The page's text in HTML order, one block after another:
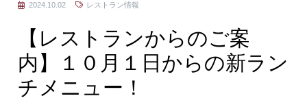
2024.10.02 レストラン情報
【レストランからのご案
内】１０月１日からの新ラン
チメニュー！